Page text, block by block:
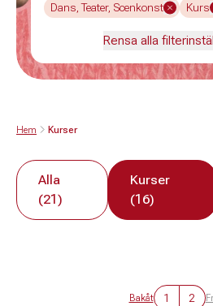
Dans, Teater, Scenkonst Kurs
Rensa alla
Hem Kurser
Alla
(21)
Kurser
(16)
Bakåt 1 2